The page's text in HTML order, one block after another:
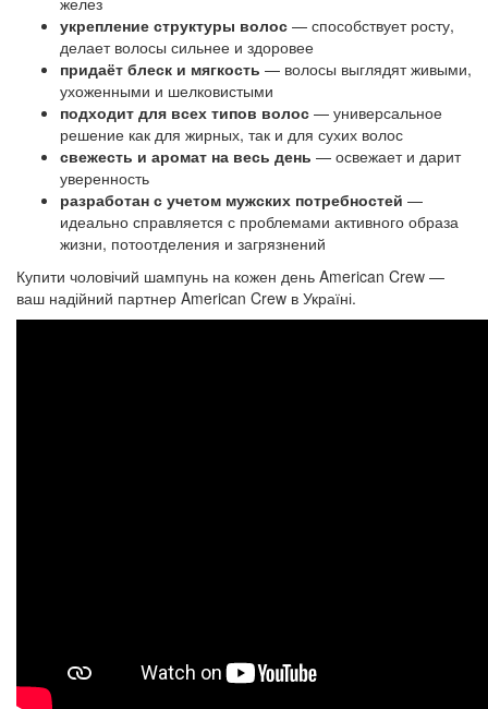
укрепление структуры волос — способствует росту,
делает волосы сильнее и здоровее
придаёт блеск и мягкость — волосы выглядят живыми,
ухоженными и шелковистыми
подходит для всех типов волос — универсальное
решение как для жирных, так и для сухих волос
свежесть и аромат на весь день — освежает и дарит
уверенность
разработан с учетом мужских потребностей —
идеально справляется с проблемами активного образа
жизни, потоотделения и загрязнений
Купити чоловічий шампунь на кожен день American Crew —
ваш надійний партнер American Crew в Україні.